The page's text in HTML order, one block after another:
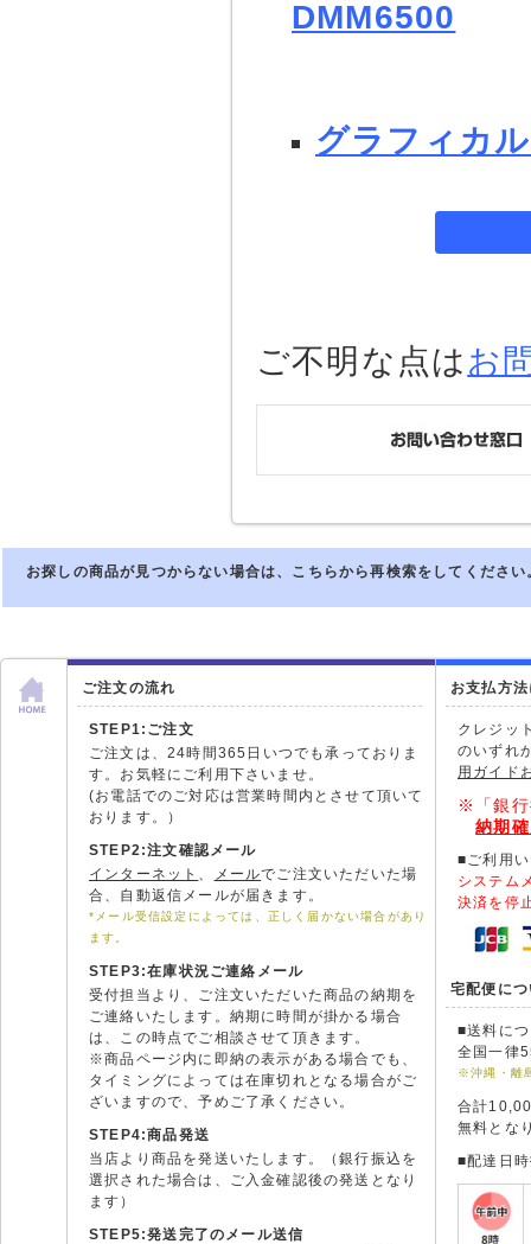
DMM6500
グラフィカ
ご不明な点はお
お探しの商品が見つからない場合は、こちらから再検索をしてください
ご注文の流れ
STEP1:ご注文
ご注文は、24時間365日いつでも承っておりま
す。お気軽にご利用下さいませ。
(お電話でのご対応は営業時間内とさせて頂いて
おります。）
STEP2:注文確認メール
インターネット 、 メールでご注文いただいた場
合、自動返信メールが届きます。
*メール受信設定によっては、正しく届かない場合があり
ます。
STEP3:在庫状況ご連絡メール
受付担当より、ご注文いただいた商品の納期を
ご連絡いたします。納期に時間が掛かる場合
は、この時点でご相談させて頂きます。
※商品ページ内に即納の表示がある場合でも、
タイミングによっては在庫切れとなる場合がご
ざいますので、予めご了承ください。
STEP4:商品発送
当店より商品を発送いたします。（銀行振込を
選択された場合は、ご入金確認後の発送となり
ます）
STEP5:発送完了のメール送信
お支払方
クレジッ
のいずれ
用ガイド
※「銀行
納期
■ご利用
システム
決済を停
宅配便に
■送料に
全国一律
※沖縄・離
合計
無料とな
■配達日